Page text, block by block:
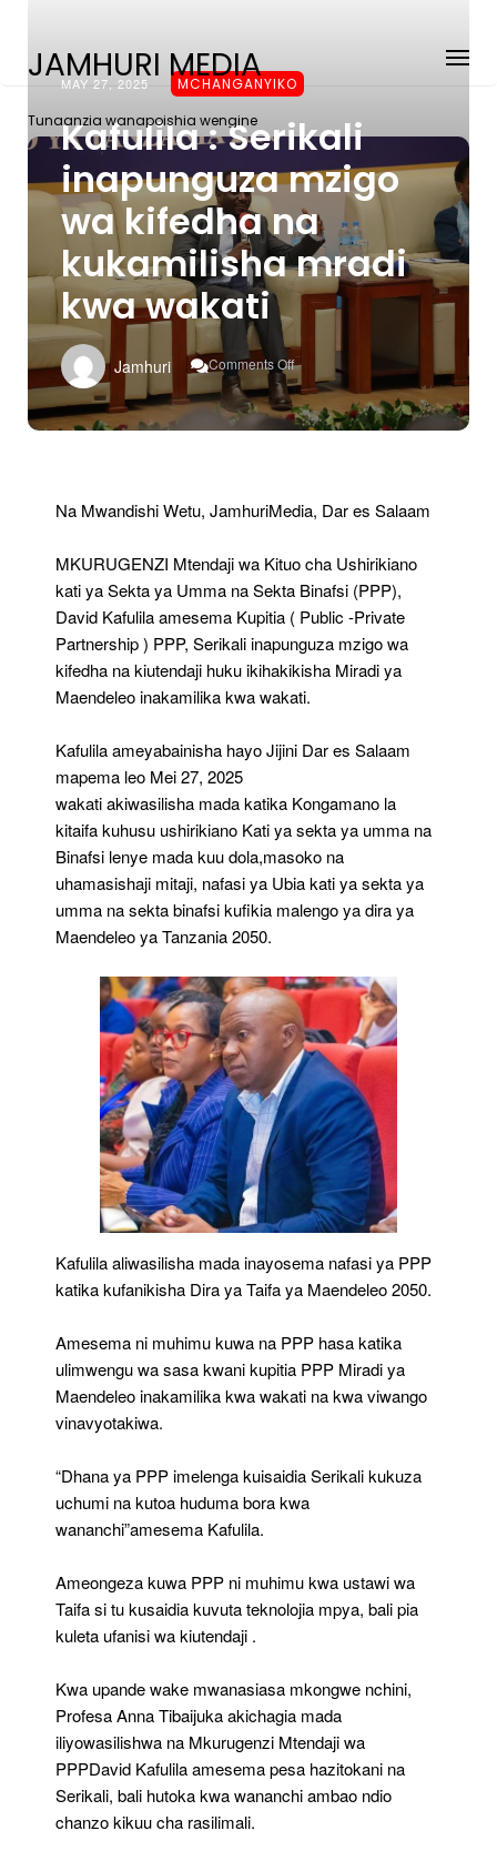
JAMHURI MEDIA
Tunaanzia wanapoishia wengine
MAY 27, 2025 MCHANGANYIKO
Kafulila : Serikali
inapunguza mzigo
wa kifedha na
kukamilisha mradi
kwa wakati
Jamhuri Comments Off
On
Kafulila
:
Serikali
Kifedha
Na
Mradi
Kwa
Na Mwandishi Wetu, JamhuriMedia, Dar es Salaam
MKURUGENZI Mtendaji wa Kituo cha Ushirikiano
kati ya Sekta ya Umma na Sekta Binafsi (PPP),
David Kafulila amesema Kupitia ( Public -Private
Partnership ) PPP, Serikali inapunguza mzigo wa
kifedha na kiutendaji huku ikihakikisha Miradi ya
Maendeleo inakamilika kwa wakati.
Kafulila ameyabainisha hayo Jijini Dar es Salaam
mapema leo Mei 27, 2025
wakati akiwasilisha mada katika Kongamano la
kitaifa kuhusu ushirikiano Kati ya sekta ya umma na
Binafsi lenye mada kuu dola,masoko na
uhamasishaji mitaji, nafasi ya Ubia kati ya sekta ya
umma na sekta binafsi kufikia malengo ya dira ya
Maendeleo ya Tanzania 2050.
Kafulila aliwasilisha mada inayosema nafasi ya PPP
katika kufanikisha Dira ya Taifa ya Maendeleo 2050.
Amesema ni muhimu kuwa na PPP hasa katika
ulimwengu wa sasa kwani kupitia PPP Miradi ya
Maendeleo inakamilika kwa wakati na kwa viwango
vinavyotakiwa.
“Dhana ya PPP imelenga kuisaidia Serikali kukuza
uchumi na kutoa huduma bora kwa
wananchi”amesema Kafulila.
Ameongeza kuwa PPP ni muhimu kwa ustawi wa
Taifa si tu kusaidia kuvuta teknolojia mpya, bali pia
kuleta ufanisi wa kiutendaji .
Kwa upande wake mwanasiasa mkongwe nchini,
Profesa Anna Tibaijuka akichagia mada
iliyowasilishwa na Mkurugenzi Mtendaji wa
PPPDavid Kafulila amesema pesa hazitokani na
Serikali, bali hutoka kwa wananchi ambao ndio
chanzo kikuu cha rasilimali.